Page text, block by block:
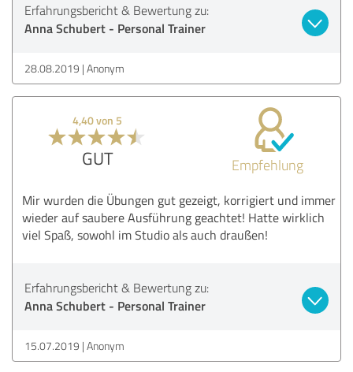
Erfahrungsbericht & Bewertung zu:
Anna Schubert - Personal Trainer
28.08.2019 Anonym
4,40 von 5
GUT Empfehlung
Mir wurden die Übungen gut gezeigt, korrigiert und immer
wieder auf saubere Ausführung geachtet! Hatte wirklich
viel Spaß, sowohl im Studio als auch draußen!
Erfahrungsbericht & Bewertung zu:
Anna Schubert - Personal Trainer
15.07.2019 Anonym